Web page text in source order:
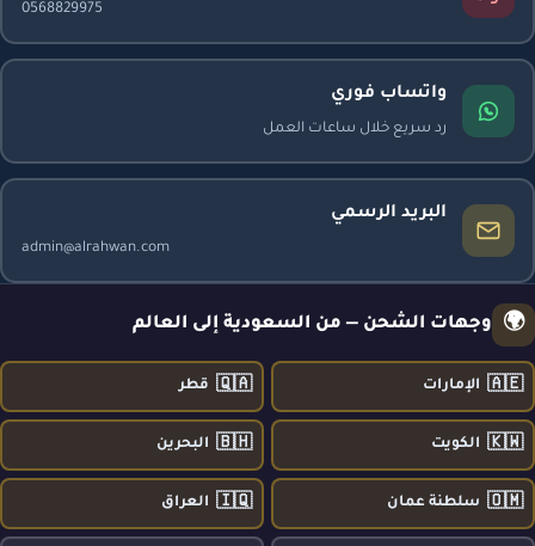
0568829975
واتساب فوري
رد سريع خلال ساعات العمل
البريد الرسمي
admin@alrahwan.com
🌍 وجهات الشحن — من السعودية إلى العالم
🇦🇪 الإمارات 🇶🇦 قطر
🇰🇼 الكويت 🇧🇭 البحرين
🇴🇲 سلطنة عمان 🇮🇶 العراق